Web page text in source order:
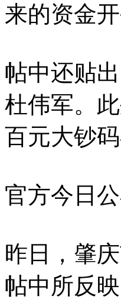
来的资金开
帖中还贴
杜伟军。
百元大钞
官方今日
昨日，肇
帖中所反